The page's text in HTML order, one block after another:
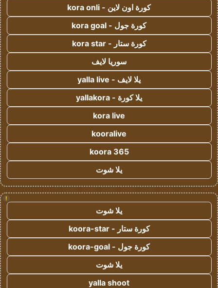
كورة اون لاين - kora onli
كورة جول - kora goal
كورة ستار - kora star
سوريا لايف
يلا لايف - yalla live
يلا كورة - yallakora
kora live
kooralive
koora 365
يلا شوت
!
يلا شوت
كورة ستار - koora-star
كورة جول - koora-goal
يلا شوت
yalla shoot